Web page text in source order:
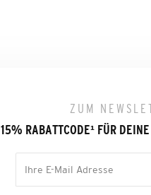
ZUM
15% RABATTCODE¹FÜR DEINE